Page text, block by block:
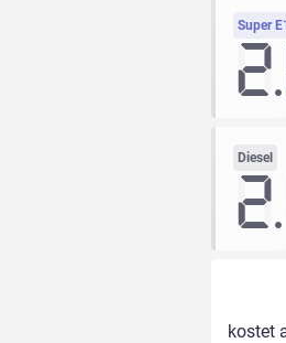
Super
Diesel
kostet